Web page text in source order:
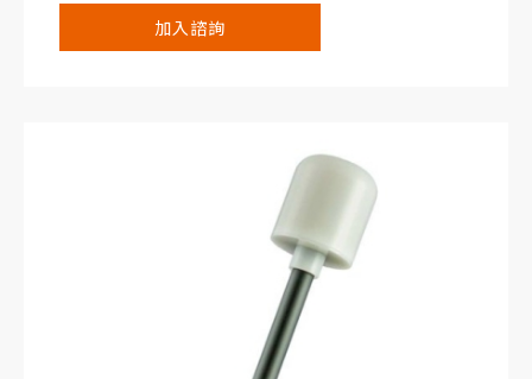
最大的測量位準：650V/m（連續波）。
典型應用，例如工業烤箱、焊接系統、射頻加
熱、熱處理及乾燥系統；電療設備及醫療設備射
頻產生器、核磁共振機；發電廠及相關的維護與
控制系統；敏感場所（醫院）；鐵路及往返運輸
測量系統；無線電信系統例如行動電話基地台、
衛星通信設備、廣播設備、WiFi、Wi-Max及
加入諮詢